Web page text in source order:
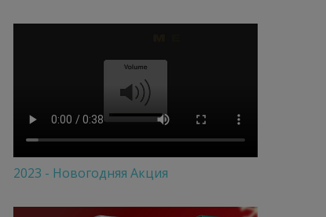
2023 - Новогодняя Акция